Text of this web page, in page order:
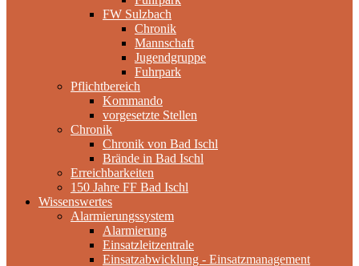
FW Sulzbach
Chronik
Mannschaft
Jugendgruppe
Fuhrpark
Pflichtbereich
Kommando
vorgesetzte Stellen
Chronik
Chronik von Bad Ischl
Brände in Bad Ischl
Erreichbarkeiten
150 Jahre FF Bad Ischl
Wissenswertes
Alarmierungssystem
Alarmierung
Einsatzleitzentrale
Einsatzabwicklung - Einsatzmanagement